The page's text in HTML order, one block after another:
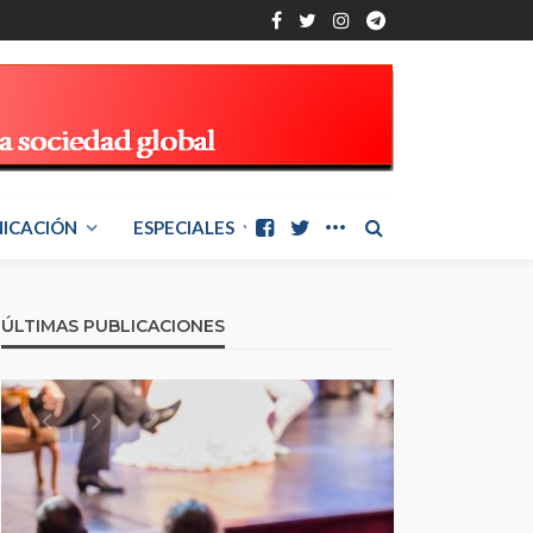
ESPECIALES
ÚLTIMAS PUBLICACIONES